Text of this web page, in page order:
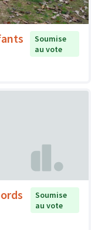
Soumise
au vote
Soumise
au vote